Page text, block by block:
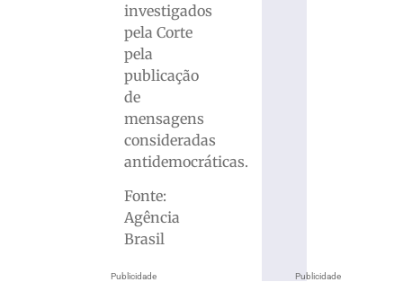
Publicidade
investigados
pela Corte
pela
publicação
de
mensagens
consideradas
antidemocráticas.
Fonte:
Agência
Brasil
Publicidade